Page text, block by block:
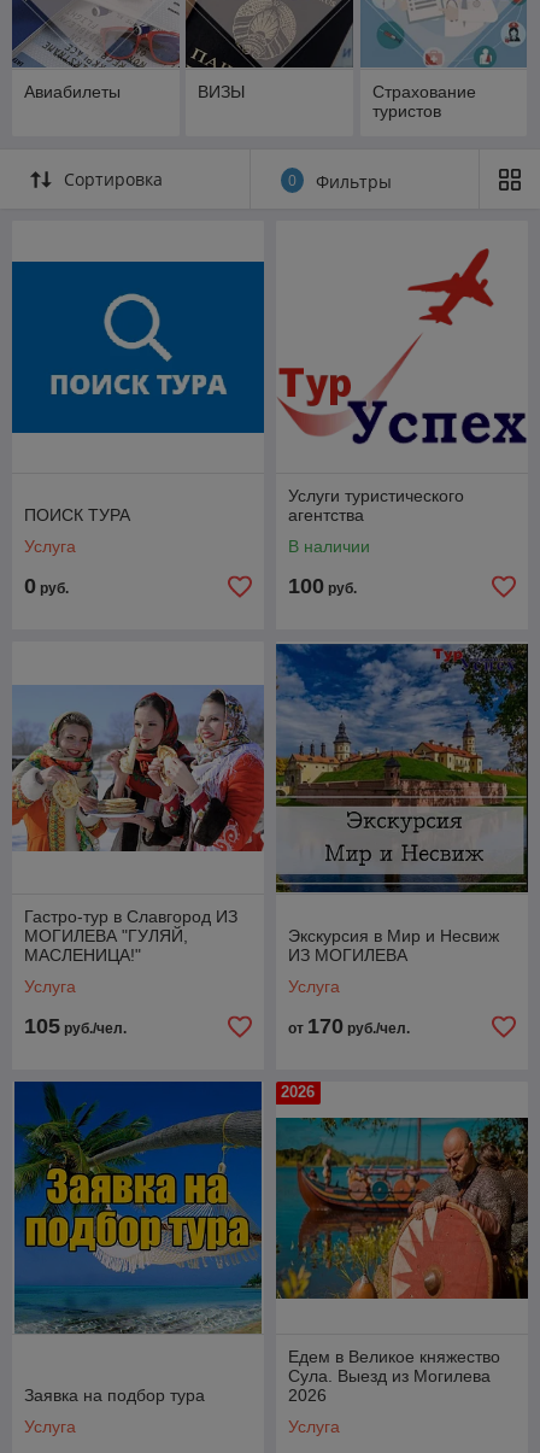
Авиабилеты ВИЗЫ
Страхование
туристов
Сортировка 0 Фильтры
ПОИСК ТУРА
Услуга
0 руб.
Услуги туристического
агентства
В наличии
100 руб.
​Гастро-тур в Славгород ИЗ
МОГИЛЕВА "ГУЛЯЙ,
МАСЛЕНИЦА!"
Услуга
105 руб./чел.
Экскурсия в Мир и Несвиж
ИЗ МОГИЛЕВА
Услуга
от 170 руб./чел.
Заявка на подбор тура
Услуга
2026
Едем в Великое княжество
Сула. Выезд из Могилева
2026
Услуга